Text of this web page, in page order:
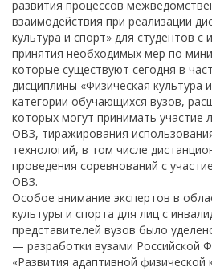
развития процессов
взаимодействия при реализации
культура и спорт» для студентов
принятия необходимых мер по
которые существуют сегодня в
дисциплины «Физическая культура
категории обучающихся вузов,
которых могут принимать участие
ОВЗ, тиражирования
технологий, в том числе
проведения соревнований с
ОВЗ.
Особое внимание экспертов в
культуры и спорта для лиц с
представителей вузов было
— разработки вузами Российской
«Развития адаптивной физической